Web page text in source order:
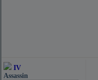
IV
Assassin